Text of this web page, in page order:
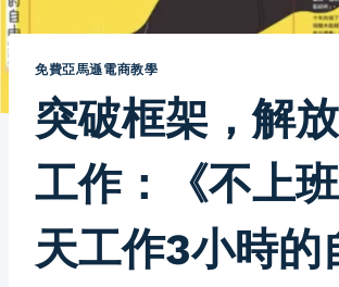
免費亞馬遜電商教學
突破框架，解
工作：《不上
天工作3小時的